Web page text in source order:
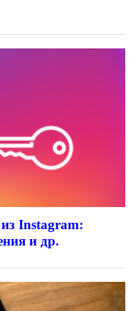
Instagram:
и др.